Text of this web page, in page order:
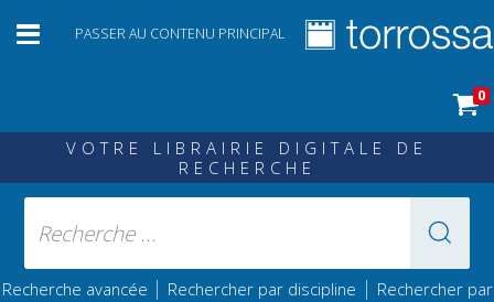
PASSER AU CONTENU PRINCIPAL
0
VOTRE LIBRAIRIE DIGITALE DE
RECHERCHE
Recherche avancée | Rechercher par discipline | Rechercher par